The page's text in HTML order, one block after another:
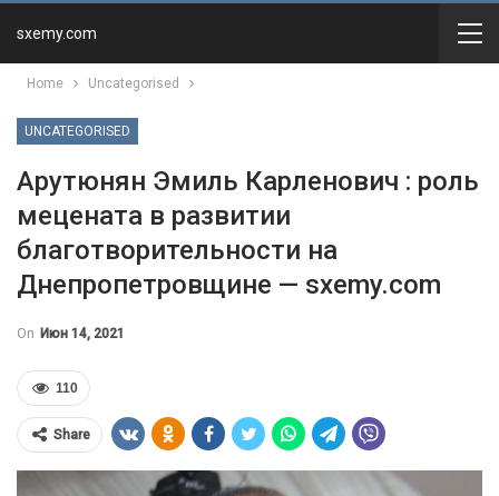
sxemy.com
Home Uncategorised
UNCATEGORISED
Арутюнян Эмиль Карленович : роль
мецената в развитии
благотворительности на
Днепропетровщине — sxemy.com
On Июн 14, 2021
110
Share